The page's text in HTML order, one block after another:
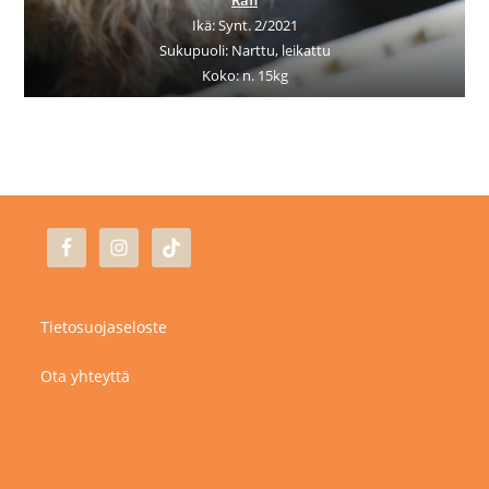
Ikä: Synt. 2/2021
Sukupuoli: Narttu, leikattu
Koko: n. 15kg
Tietosuojaseloste
Ota yhteyttä